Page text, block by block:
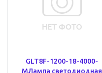
GLT8F-1200-18-4000-
MЛампа светодиодная